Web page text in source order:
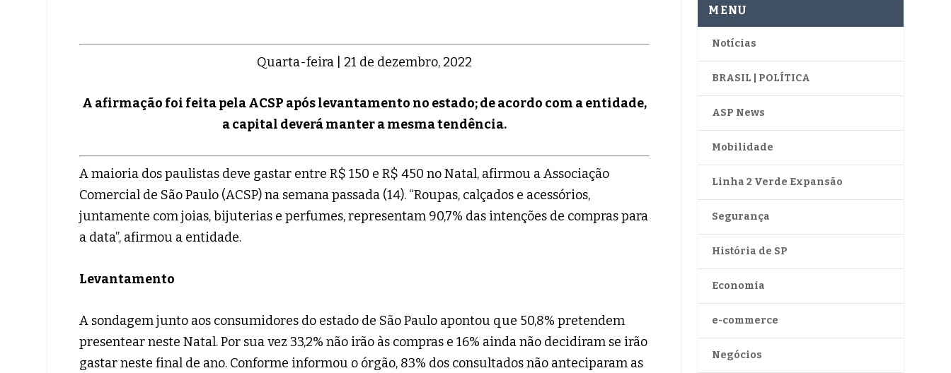
Quarta-feira | 21 de dezembro, 2022
A afirmação foi feita pela ACSP após levantamento no estado; de acordo com a entidade,
a capital deverá manter a mesma tendência.
A maioria dos paulistas deve gastar entre R$ 150 e R$ 450 no Natal, afirmou a Associação
Comercial de São Paulo (ACSP) na semana passada (14). “Roupas, calçados e acessórios,
juntamente com joias, bijuterias e perfumes, representam 90,7% das intenções de compras para
a data”, afirmou a entidade.
Levantamento
A sondagem junto aos consumidores do estado de São Paulo apontou que 50,8% pretendem
presentear neste Natal. Por sua vez 33,2% não irão às compras e 16% ainda não decidiram se irão
gastar neste final de ano. Conforme informou o órgão, 83% dos consultados não anteciparam as
MENU
Notícias
BRASIL | POLÍTICA
ASP News
Mobilidade
Linha 2 Verde Expansão
Segurança
História de SP
Economia
e-commerce
Negócios